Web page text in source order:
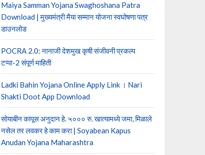
Maiya Samman Yojana Swaghoshana Patra
Download | मुख्यमंत्री मैया सम्मान योजना स्वघोषणा पत्र
डाउनलोड
POCRA 2.0: नानाजी देशमुख कृषी संजीवनी प्रकल्प
टप्पा-2 संपूर्ण माहिती
Ladki Bahin Yojana Online Apply Link । Nari
Shakti Doot App Download
सोयाबीन कापूस अनुदान हे. ५००० रु. खात्यामध्ये जमा, मिळाले
नसेल तर लवकर हे काम करा | Soyabean Kapus
Anudan Yojana Maharashtra